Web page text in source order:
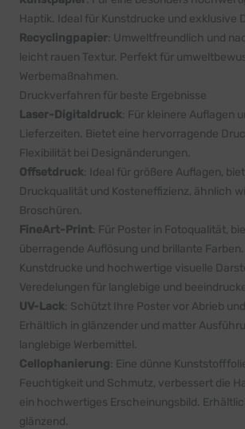
Haptik. Ideal für Kunstdrucke und exklusive
Recyclingpapier: Umweltfreundlich und
leicht rauen Textur. Perfekt für
Werbemaßnahmen.
Druckverfahren für beste Ergebnisse
Laser-Digitaldruck: Für kleinere Auflagen
Lieferzeiten. Bietet eine hervorragende
Flexibilität bei Designänderungen.
Offsetdruck: Ideal für größere Auflagen,
Druckqualität und Kosteneffizienz, ähnlich
Broschüren.
FineArt-Print: Für Poster in Fotoqualität,
überragende Auflösung und brillante
Kunstdrucke und hochwertige visuelle
Veredelungen für langlebige und
UV-Lack: Schützt Ihre Poster vor Abrieb
Erhältlich in glänzender und matter
langlebige Werbemittel.
Cellophanierung: Eine dünne
Feuchtigkeit und Schmutz, verbessert die
ein hochwertiges Erscheinungsbild.
glänzend.